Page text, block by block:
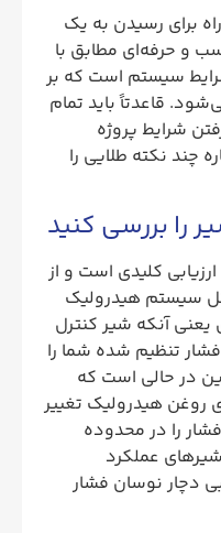
برای رسیدن به یک
و حرفه‌ای مطابق با
سیستم است که بر
قاعدتاً باید تمام
شرایط پروژه
چند نکته طلایی را
را بررسی کنید
کلیدی است و از
سیستم هیدرولیک
آنکه شیر کنترل
تنظیم شده شما را
در حالی است که
هیدرولیک تغییر
را در محدوده
عملکرد
دچار نوسان فشار